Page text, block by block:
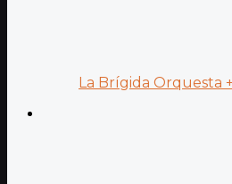
La Brígida Orquesta